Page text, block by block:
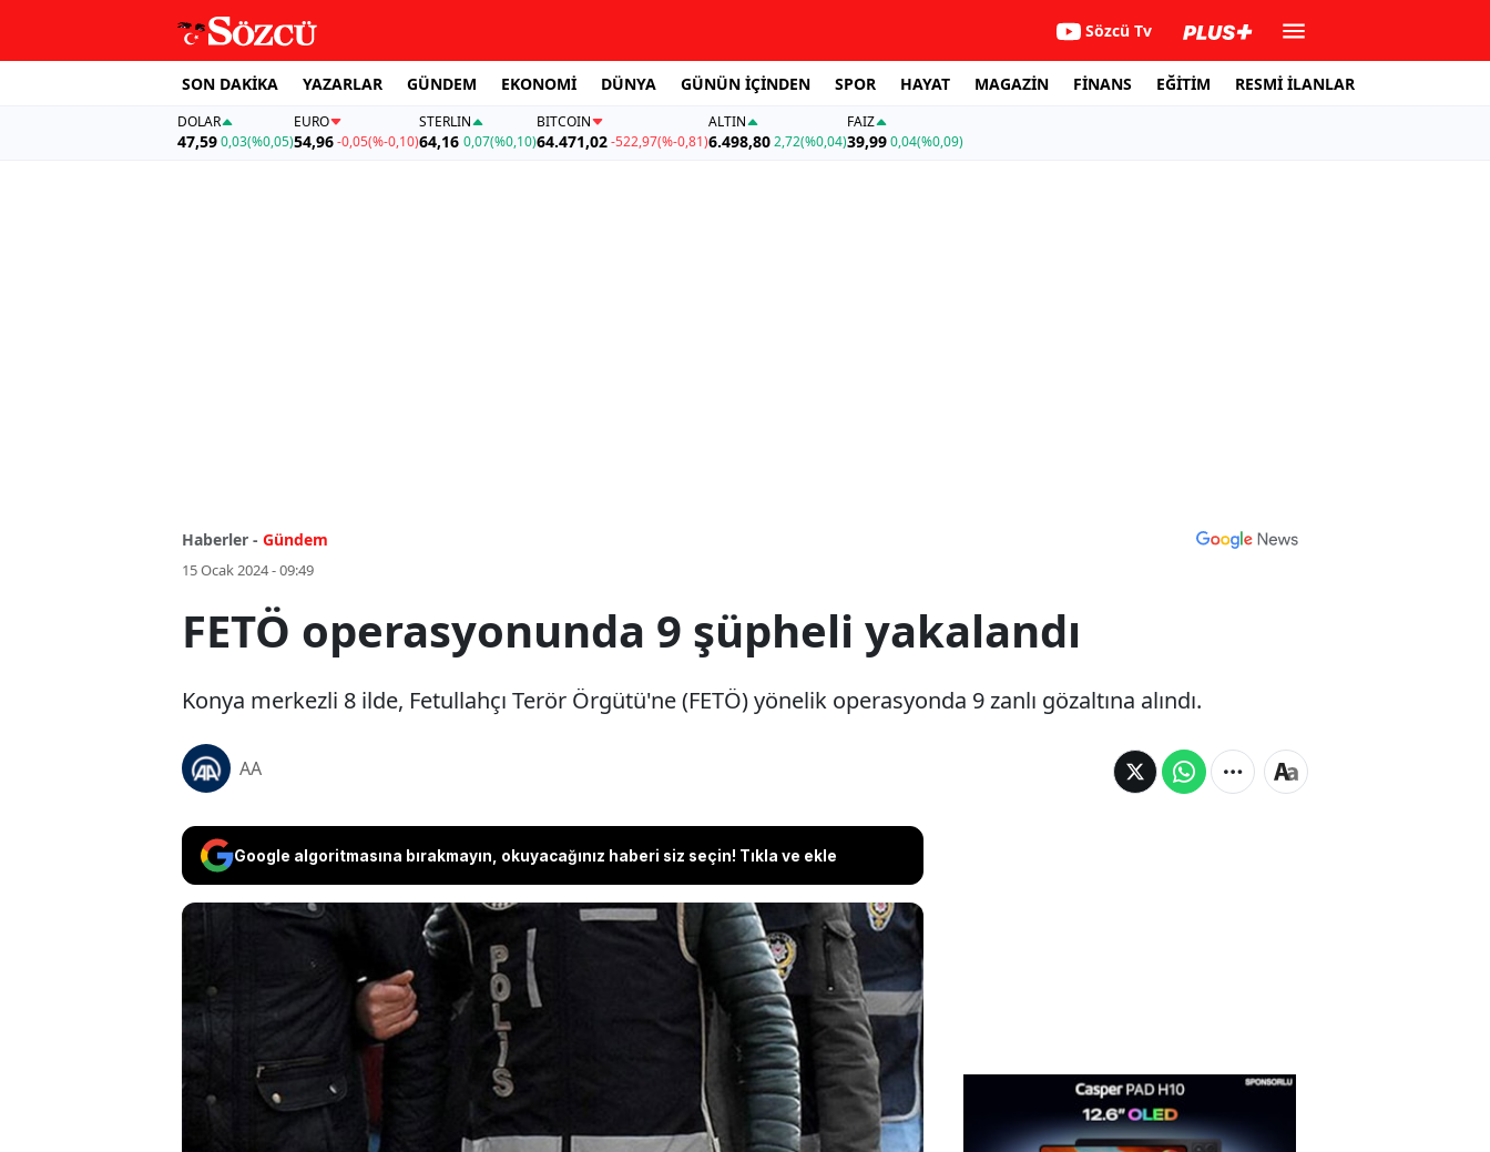
Sözcü Tv
SON DAKİKA YAZARLAR GÜNDEM EKONOMİ DÜNYA GÜNÜN İÇİNDEN SPOR HAYAT MAGAZİN FİNANS EĞİTİM RESMİ İLANLAR
DOLAR
47,590,03(%0,05)
EURO
54,96 -0,05(%-0,10)
STERLIN
64,16 0,07(%0,10)
BITCOIN
64.471,02-522,97(%-0,81)
ALTIN
6.498,802,72(%0,04)
FAİZ
39,990,04(%0,09)
Haberler - Gündem
15 Ocak 2024 - 09:49
FETÖ operasyonunda 9 şüpheli yakalandı
Konya merkezli 8 ilde, Fetullahçı Terör Örgütü'ne (FETÖ) yönelik operasyonda 9 zanlı gözaltına alındı.
AA
Google algoritmasına bırakmayın, okuyacağınız haberi siz seçin! Tıkla ve ekle
Konya merkezli 8 ilde, Fetullahçı Terör
Örgütü'ne (FETÖ) yönelik operasyonda 9 zanlı
gözaltına alındı.